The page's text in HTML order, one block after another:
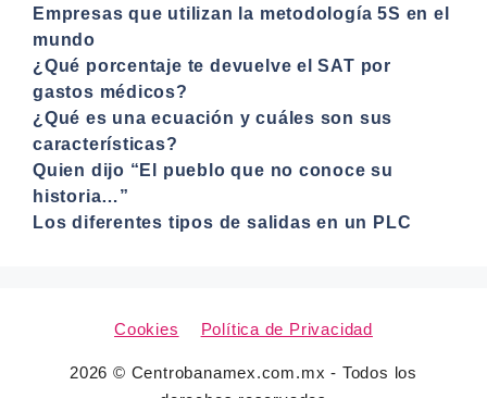
Empresas que utilizan la metodología 5S en el
mundo
¿Qué porcentaje te devuelve el SAT por
gastos médicos?
¿Qué es una ecuación y cuáles son sus
características?
Quien dijo “El pueblo que no conoce su
historia…”
Los diferentes tipos de salidas en un PLC
Cookies Política de Privacidad
2026 © Centrobanamex.com.mx - Todos los